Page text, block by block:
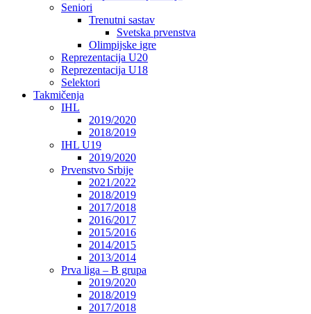
Seniori
Trenutni sastav
Svetska prvenstva
Olimpijske igre
Reprezentacija U20
Reprezentacija U18
Selektori
Takmičenja
IHL
2019/2020
2018/2019
IHL U19
2019/2020
Prvenstvo Srbije
2021/2022
2018/2019
2017/2018
2016/2017
2015/2016
2014/2015
2013/2014
Prva liga – B grupa
2019/2020
2018/2019
2017/2018